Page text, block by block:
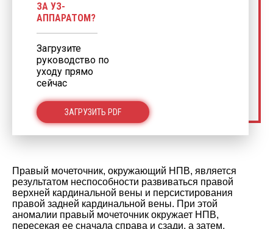
ЗА УЗ-
АППАРАТОМ?
Загрузите
руководство по
уходу прямо
сейчас
ЗАГРУЗИТЬ PDF
Правый мочеточник, окружающий НПВ, является
результатом неспособности развиваться правой
верхней кардинальной вены и персистирования
правой задней кардинальной вены. При этой
аномалии правый мочеточник окружает НПВ,
пересекая ее сначала справа и сзади, а затем,